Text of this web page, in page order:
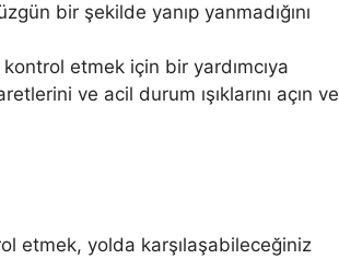
bir şekilde yanıp yanmadığını
kontrol etmek için bir yardımcıya
ve acil durum ışıklarını açın ve
etmek, yolda karşılaşabileceğiniz